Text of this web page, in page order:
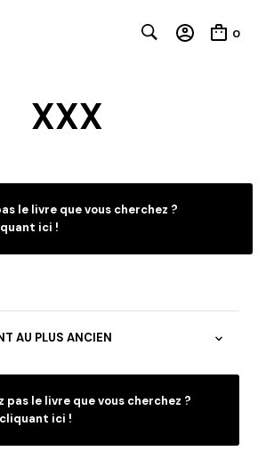
0
XXX
le livre que vous cherchez ?
ici !
pas le livre que vous cherchez ?
ici !